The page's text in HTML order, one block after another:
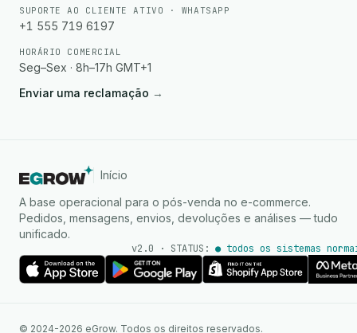
SUPORTE AO CLIENTE ATIVO · WHATSAPP
+1 555 719 6197
HORÁRIO COMERCIAL
Seg–Sex · 8h–17h GMT+1
Enviar uma reclamação →
Início
A base operacional para o pós-venda no e-commerce.
Pedidos, mensagens, envios, devoluções e análises — tudo
unificado.
v2.0 · STATUS: ● todos os sistemas
© 2024-2026 eGrow. Todos os direitos reservados.